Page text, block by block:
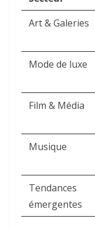
Art & Galeries
Mode de luxe
Film & Média
Musique
Tendances
émergentes